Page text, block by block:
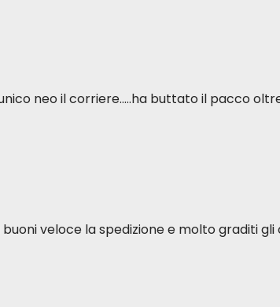
neo il corriere.....ha buttato il pacco
veloce la spedizione e molto graditi gli